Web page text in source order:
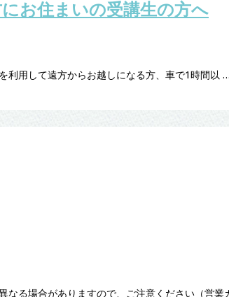
にお住まいの受講生の方へ
利用して遠方からお越しになる方、車で1時間以 …
なる場合がありますので、ご注意ください（営業